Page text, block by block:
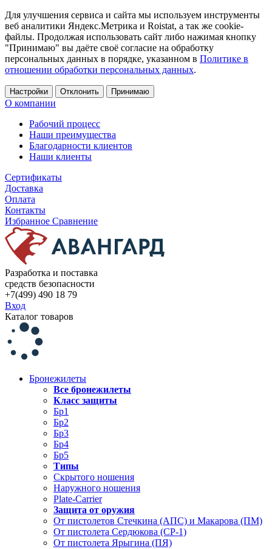
Для улучшения сервиса и сайта мы используем инструменты
веб аналитики Яндекс.Метрика и Roistat, а так же cookie-
файлы. Продолжая использовать сайт либо нажимая кнопку
"Принимаю" вы даёте своё согласие на обработку
персональных данных в порядке, указанном в Политике в
отношении обработки персональных данных.
Настройки Отклонить Принимаю
О компании
Рабочий процесс
Наши преимущества
Благодарности клиентов
Наши клиенты
Сертификаты
Доставка
Оплата
Контакты
Избранное Сравнение
Разработка и поставка
средств безопасности
+7(499) 490 18 79
Вход
Каталог товаров
Бронежилеты
Все бронежилеты
Класс защиты
Бр1
Бр2
Бр3
Бр4
Бр5
Типы
Скрытого ношения
Наружного ношения
Plate-Carrier
Защита от оружия
От пистолетов Стечкина (АПС) и Макарова (ПМ)
От пистолета Сердюкова (СР-1)
От пистолета Ярыгина (ПЯ)